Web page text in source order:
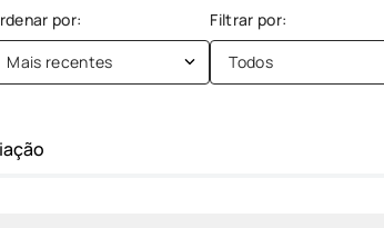
Mais recentes Todos